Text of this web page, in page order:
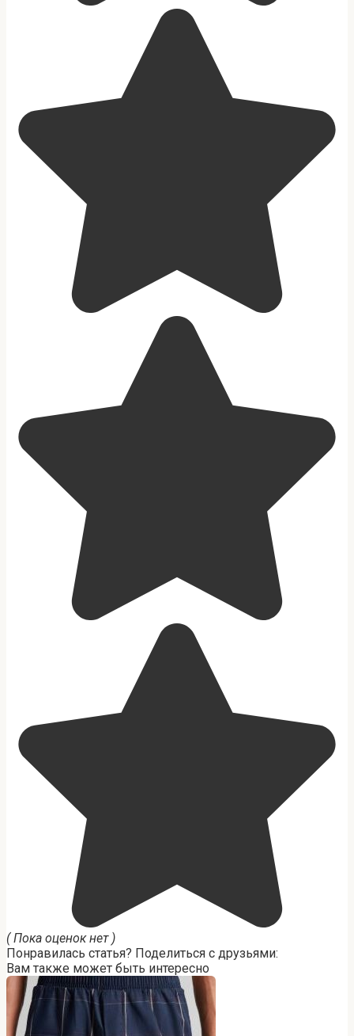
( Пока оценок нет )
Понравилась статья? Поделиться с друзьями:
Вам также может быть интересно